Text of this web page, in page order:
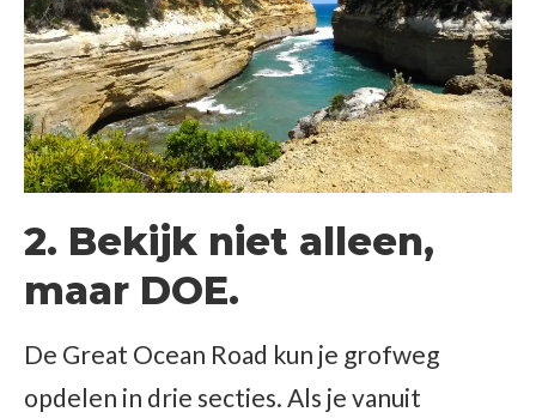
2. Bekijk niet alleen,
maar DOE.
De Great Ocean Road kun je grofweg
opdelen in drie secties. Als je vanuit